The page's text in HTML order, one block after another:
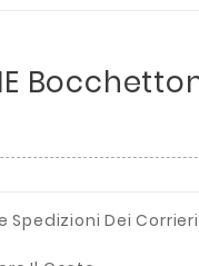
Spedizioni Dei